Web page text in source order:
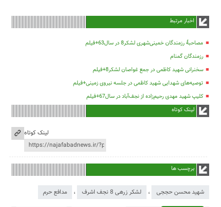
اخبار مرتبط
مصاحبۀ رزمندگان خمینی‌شهری لشکر8 در سال63+فیلم
رزمندگان گمنام
سخنرانی شهید کاظمی در جمع غواصان لشکر8+فیلم
توصیه‌های شهدایی شهید کاظمی در جلسه نیروی زمینی+فیلم
کلیپ شهید مهدی رحیم‌زاده از نجف‌آباد در سال67+فیلم
لینک کوتاه
لینک کوتاه
برچسب ها
شهید محسن حججی ، لشکر زرهی 8 نجف اشرف ، مدافع حرم